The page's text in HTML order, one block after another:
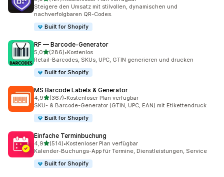
127 Rezensionen insgesamt
Steigere den Umsatz mit stilvollen, dynamischen und
nachverfolgbaren QR-Codes.
Built for Shopify
RF — Barcode‑Generator
5,0von 5 Sternen
(286)
286 Rezensionen insgesamt
•Kostenlos
Retail-Barcodes, SKUs, UPC, GTIN generieren und drucken
Built for Shopify
MS Barcode Labels & Generator
4,9von 5 Sternen
(367)
367 Rezensionen insgesamt
•Kostenloser Plan verfügbar
SKU- & Barcode-Generator (GTIN, UPC, EAN) mit Etikettendruck
Built for Shopify
Einfache Terminbuchung
4,9von 5 Sternen
(514)
514 Rezensionen insgesamt
•Kostenloser Plan verfügbar
Kalender-Buchungs-App für Termine, Dienstleistungen, Service
Built for Shopify